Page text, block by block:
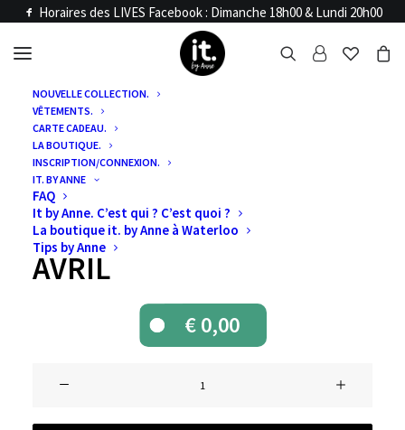
Horaires des LIVES Facebook : Dimanche 18h00 & Lundi 20h00
NOUVELLE COLLECTION.
VÊTEMENTS.
CARTE CADEAU.
LA BOUTIQUE.
INSCRIPTION/CONNEXION.
IT. BY ANNE
FAQ
It by Anne. C’est qui ? C’est quoi ?
La boutique it. by Anne à Waterloo
Tips by Anne
Accueil Articles LIVE
VENTES LIVE
DIMANCHE 31
MARS ET LUNDI 1
AVRIL
€0,00
Ventes